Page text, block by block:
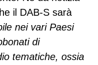
il DAB-S sarà
nei vari Paesi
di
tematiche, ossia